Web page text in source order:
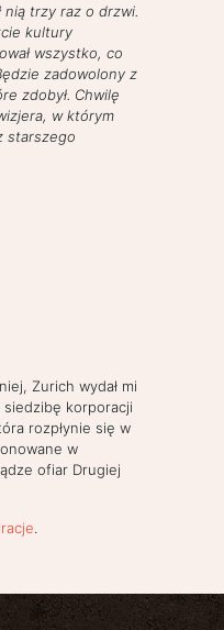
nią trzy raz o drzwi.
kultury
wszystko, co
zadowolony z
zdobył. Chwilę
w którym
starszego
Zurich wydał mi
siedzibę korporacji
rozpłynie się w
w
ofiar Drugiej
.